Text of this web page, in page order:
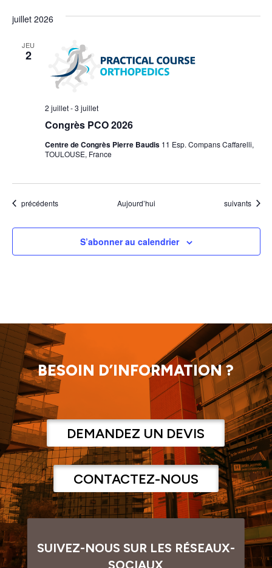
juillet 2026
JEU
2
Congrès PCO 2026
2 juillet-3 juillet
Centre de Congrès Pierre Baudis 11 Esp. Compans Caffarelli,
TOULOUSE, France
Évènements
précédents Aujourd’hui Évènements
suivants
S’abonner au calendrier
BESOIN D’INFORMATION ?
DEMANDEZ UN DEVIS
CONTACTEZ-NOUS
SUIVEZ-NOUS SUR LES RÉSEAUX-
SOCIAUX